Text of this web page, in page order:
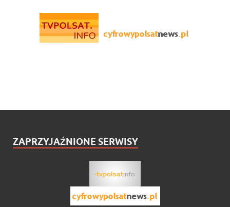
ZAPRZYJAŹNIONE SERWISY